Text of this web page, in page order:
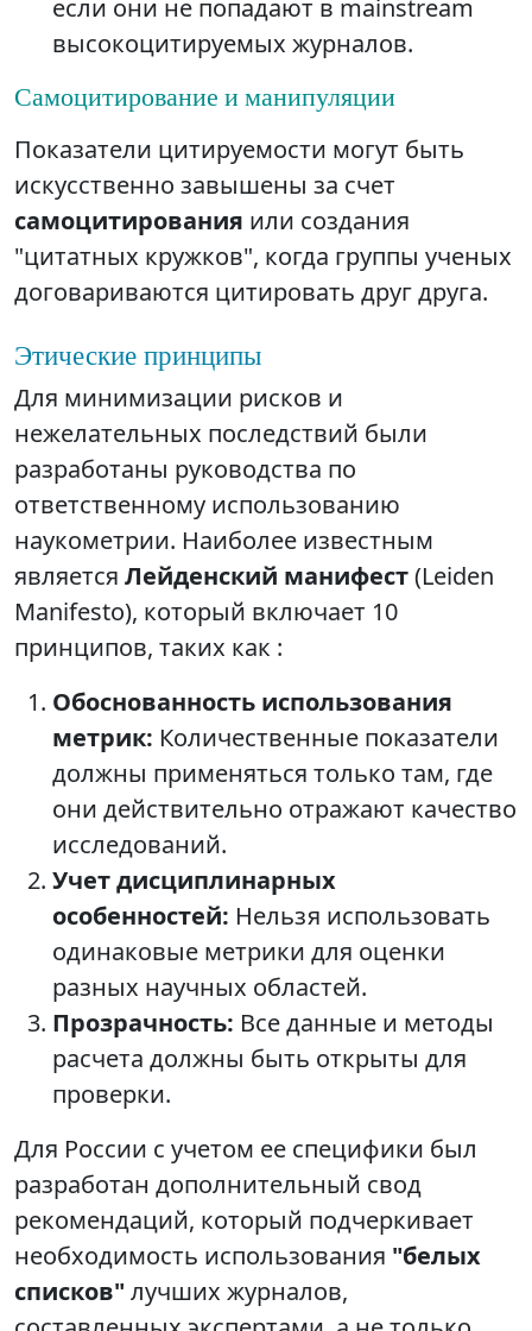
если они не попадают в mainstream
высокоцитируемых журналов.
Самоцитирование и манипуляции
Показатели цитируемости могут быть
искусственно завышены за счет
самоцитирования или создания
"цитатных кружков", когда группы ученых
договариваются цитировать друг друга.
Этические принципы
Для минимизации рисков и
нежелательных последствий были
разработаны руководства по
ответственному использованию
наукометрии. Наиболее известным
является Лейденский манифест(Leiden
Manifesto), который включает 10
принципов, таких как :
Обоснованность использования
метрик: Количественные показатели
должны применяться только там, где
они действительно отражают качество
исследований.
Учет дисциплинарных
особенностей: Нельзя использовать
одинаковые метрики для оценки
разных научных областей.
Прозрачность: Все данные и методы
расчета должны быть открыты для
проверки.
Для России с учетом ее специфики был
разработан дополнительный свод
рекомендаций, который подчеркивает
необходимость использования "белых
списков" лучших журналов,